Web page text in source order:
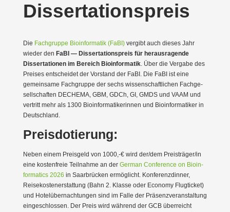
Disser­ta­ti­ons­preis
Die Fachgruppe Bioin­for­matik (FaBI)vergibt auch dieses Jahr
wieder den FaBI — Disser­ta­ti­ons­preis für heraus­ra­gende
Disser­ta­tionen im Bereich Bioin­for­matik. Über die Vergabe des
Preises entscheidet der Vorstand der FaBI. Die FaBI ist eine
gemeinsame Fachgruppe der sechs wissen­schaft­lichen Fachge­
sell­schaften DECHEMA, GBM, GDCh, GI, GMDS und VAAM und
vertritt mehr als 1300 Bioin­for­ma­ti­ke­rinnen und Bioin­for­ma­tiker in
Deutschland.
Preis­do­tierung:
Neben einem Preisgeld von 1000,-€ wird der/dem Preisträger/in
eine kosten­freie Teilnahme an der German Confe­rence on Bioin­
for­matics 2026 in Saarbrücken ermög­licht. Konfe­renz­dinner,
Reise­kos­ten­er­stattung (Bahn 2. Klasse oder Economy Flugticket)
und Hotel­über­nach­tungen sind im Falle der Präsenz­ver­an­staltung
einge­schlossen. Der Preis wird während der GCB überreicht